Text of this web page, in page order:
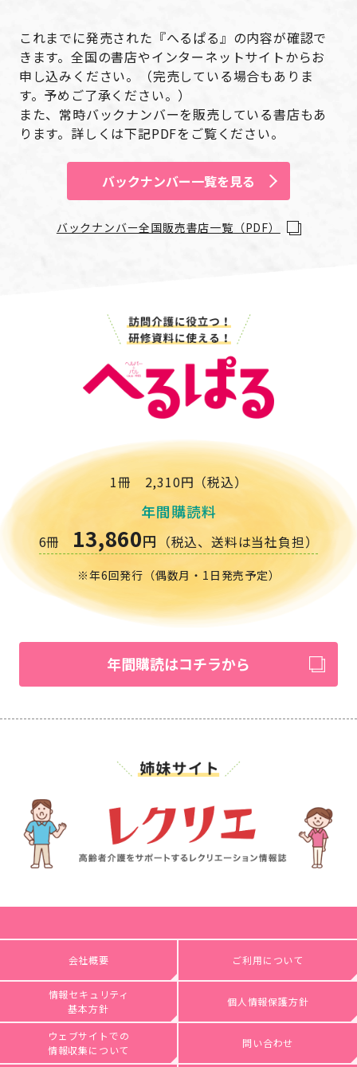
これまでに発売された『へるぱる』の内容が確認で
きます。全国の書店やインターネットサイトからお
申し込みください。（完売している場合もありま
す。予めご了承ください。）
また、常時バックナンバーを販売している書店もあ
ります。詳しくは下記PDFをご覧ください。
バックナンバー一覧を見る
バックナンバー全国販売書店一覧（PDF）
1冊 2,310円（税込）
年間購読料
6冊 13,860円 （税込、送料は当社負担）
※年6回発行（偶数月・1日発売予定）
年間購読はコチラから
会社概要 ご利用について
情報セキュリティ
基本方針
個人情報保護方針
ウェブサイトでの
情報収集について
問い合わせ